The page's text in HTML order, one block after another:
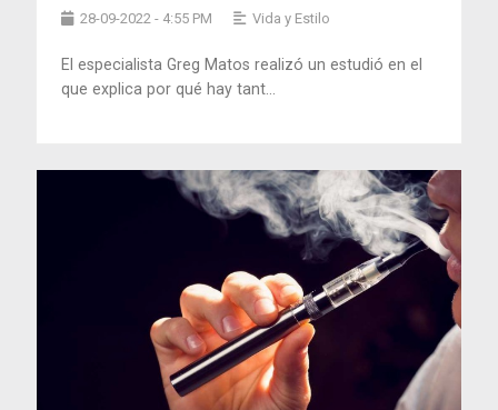
28-09-2022 - 4:55 PM Vida y Estilo
El especialista Greg Matos realizó un estudió en el
que explica por qué hay tant...